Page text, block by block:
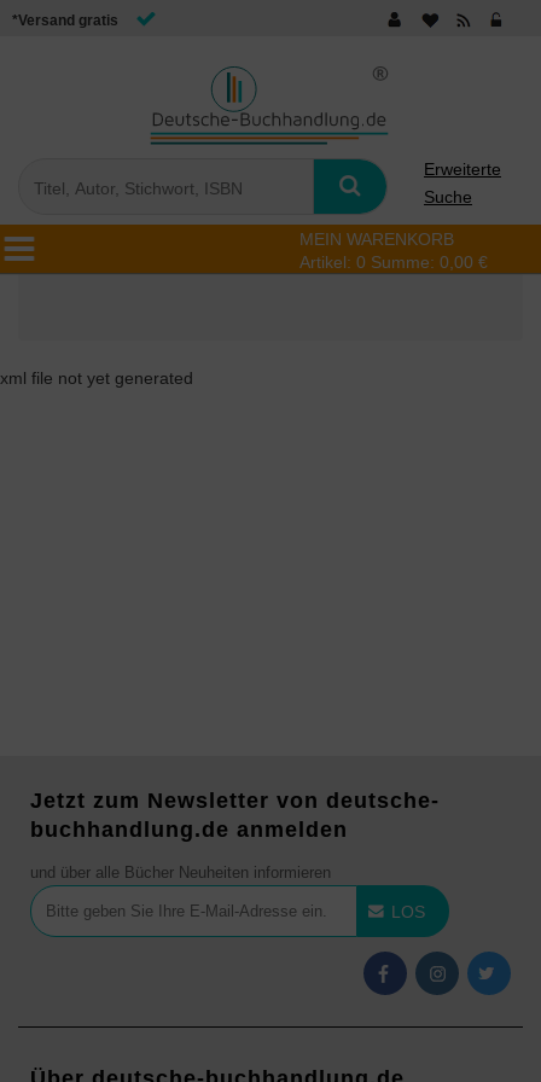
*Versand gratis
Erweiterte
Suche
MEIN WARENKORB
Artikel: 0 Summe: 0,00 €
xml file not yet generated
Jetzt zum Newsletter von deutsche-
buchhandlung.de anmelden
und über alle Bücher Neuheiten informieren
LOS